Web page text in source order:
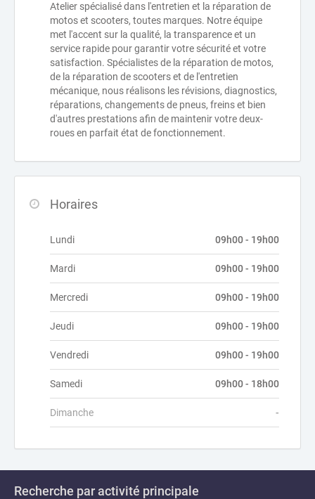
Atelier spécialisé dans l'entretien et la réparation de
motos et scooters, toutes marques. Notre équipe
met l'accent sur la qualité, la transparence et un
service rapide pour garantir votre sécurité et votre
satisfaction. Spécialistes de la réparation de motos,
de la réparation de scooters et de l'entretien
mécanique, nous réalisons les révisions, diagnostics,
réparations, changements de pneus, freins et bien
d'autres prestations afin de maintenir votre deux-
roues en parfait état de fonctionnement.
Horaires
Lundi 09h00 - 19h00
Mardi 09h00 - 19h00
Mercredi 09h00 - 19h00
Jeudi 09h00 - 19h00
Vendredi 09h00 - 19h00
Samedi 09h00 - 18h00
Dimanche -
Recherche par activité principale